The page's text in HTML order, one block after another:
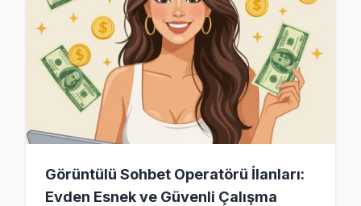
Görüntülü Sohbet Operatörü İlanları:
Evden Esnek ve Güvenli Çalışma